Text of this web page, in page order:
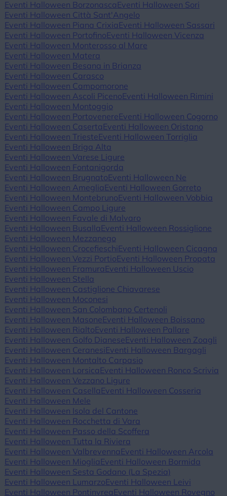
Eventi Halloween Borzonasca Eventi Halloween Sori
Eventi Halloween Città Sant'Angelo
Eventi Halloween Piana Crixia Eventi Halloween Sassari
Eventi Halloween PortofinoEventi Halloween Vicenza
Eventi Halloween Monterosso al Mare
Eventi Halloween Matera
Eventi Halloween Besana in Brianza
Eventi Halloween Carasco
Eventi Halloween Campomorone
Eventi Halloween Ascoli PicenoEventi Halloween Rimini
Eventi Halloween Montoggio
Eventi Halloween PortovenereEventi Halloween Cogorno
Eventi Halloween Caserta Eventi Halloween Oristano
Eventi Halloween TriesteEventi Halloween Torriglia
Eventi Halloween Briga Alta
Eventi Halloween Varese Ligure
Eventi Halloween Fontanigorda
Eventi Halloween BrugnatoEventi Halloween Ne
Eventi Halloween Ameglia Eventi Halloween Gorreto
Eventi Halloween MontebrunoEventi Halloween Vobbia
Eventi Halloween Campo Ligure
Eventi Halloween Favale di Malvaro
Eventi Halloween Busalla Eventi Halloween Rossiglione
Eventi Halloween Mezzanego
Eventi Halloween CrocefieschiEventi Halloween Cicagna
Eventi Halloween Vezzi PortioEventi Halloween Propata
Eventi Halloween Framura Eventi Halloween Uscio
Eventi Halloween Stella
Eventi Halloween Castiglione Chiavarese
Eventi Halloween Moconesi
Eventi Halloween San Colombano Certenoli
Eventi Halloween MasoneEventi Halloween Boissano
Eventi Halloween RialtoEventi Halloween Pallare
Eventi Halloween Golfo DianeseEventi Halloween Zoagli
Eventi Halloween CeranesiEventi Halloween Bargagli
Eventi Halloween Montalto Carpasio
Eventi Halloween Lorsica Eventi Halloween Ronco Scrivia
Eventi Halloween Vezzano Ligure
Eventi Halloween Casella Eventi Halloween Cosseria
Eventi Halloween Mele
Eventi Halloween Isola del Cantone
Eventi Halloween Rocchetta di Vara
Eventi Halloween Passo della Scoffera
Eventi Halloween Tutta la Riviera
Eventi Halloween Valbrevenna Eventi Halloween Arcola
Eventi Halloween Mioglia Eventi Halloween Bormida
Eventi Halloween Sesta Godano (La Spezia)
Eventi Halloween LumarzoEventi Halloween Leivi
Eventi Halloween Pontinvrea Eventi Halloween Rovegno